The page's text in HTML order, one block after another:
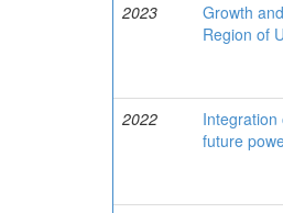
2023
Growth
Region of
2022
future